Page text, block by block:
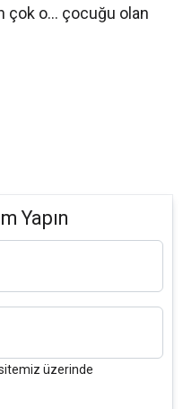
çok o... çocuğu olan
Yapın
üzerinde